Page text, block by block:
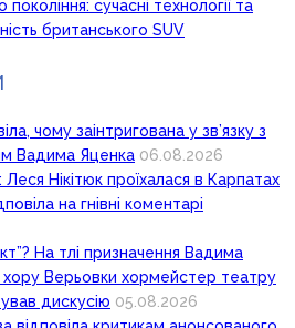
сучасні технології та
британського SUV
чому заінтригована у зв’язку з
Вадима Яценка 06.08.2026
Нікітюк проїхалася в Карпатах
на гнівні коментарі
На тлі призначення Вадима
хору Верьовки хормейстер театру
дискусію 05.08.2026